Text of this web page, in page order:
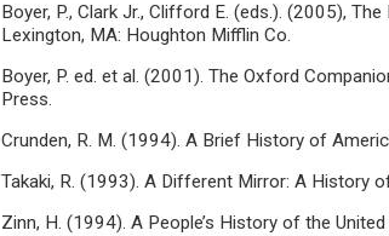
Boyer, P., Clark Jr., Clifford E. (eds.). (2005),
Lexington, MA: Houghton Mifflin Co.
Boyer, P. ed. et al. (2001). The Oxford
Press.
Crunden, R. M. (1994). A Brief History of
Takaki, R. (1993). A Different Mirror: A History
Zinn, H. (1994). A People’s History of the